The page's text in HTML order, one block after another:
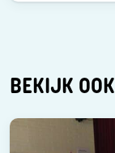
BEKIJK OOK